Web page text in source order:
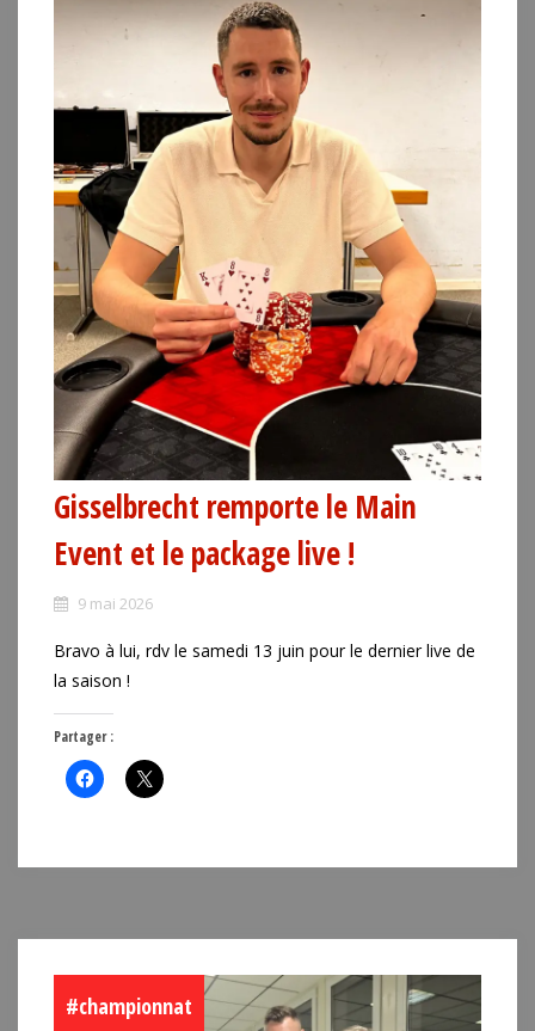
Gisselbrecht remporte le Main
Event et le package live !
9 mai 2026
Bravo à lui, rdv le samedi 13 juin pour le dernier live de
la saison !
Partager :
#championnat